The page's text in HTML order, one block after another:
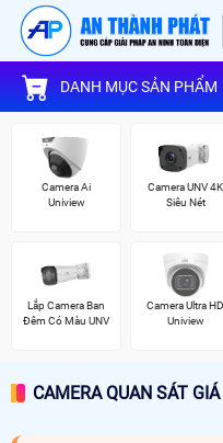
DANH MỤC SẢN PHẨM
Camera Ai
Uniview
Camera UNV 4K
Siêu Nét
Lắp Camera Ban
Đêm Có Màu UNV
Camera Ultra HD
Uniview
CAMERA QUAN SÁT